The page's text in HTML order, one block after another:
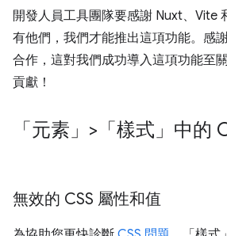
開發人員工具團隊要感謝 Nuxt、Vite
有他們，我們才能推出這項功能。感
合作，這對我們成功導入這項功能至
貢獻！
「元素」>「樣式」中的
無效的 CSS 屬性和值